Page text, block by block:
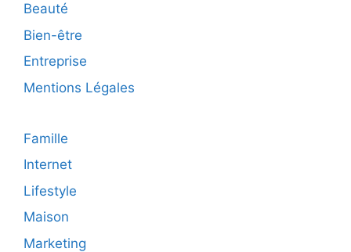
Beauté
Bien-être
Entreprise
Mentions Légales
Famille
Internet
Lifestyle
Maison
Marketing